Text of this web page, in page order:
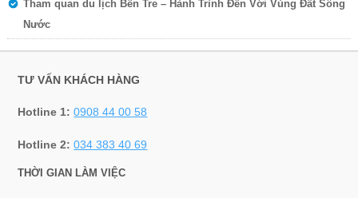
Tham quan du lịch Bến Tre – Hành Trình Đến Với Vùng Đất Sông
Nước
TƯ VẤN KHÁCH HÀNG
Hotline 1:0908 44 00 58
Hotline 2:034 383 40 69
THỜI GIAN LÀM VIỆC